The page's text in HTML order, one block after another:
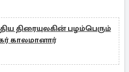
திரையுலகின் பழம்பெரும்
காலமானார்